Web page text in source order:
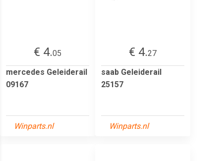
€ 4.05
mercedes Geleiderail
09167
Winparts.nl
€ 4.27
saab Geleiderail
25157
Winparts.nl